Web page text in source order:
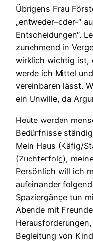
Übrigens Frau
„entweder–oder-“
Entscheidungen“.
zunehmend in
wirklich wichtig ist,
werde ich Mittel
vereinbaren lässt.
ein Unwille, da
Heute werden
Bedürfnisse
Mein Haus (Käfig/
(Zuchterfolg),
Persönlich will ich
aufeinander
Spaziergänge tun
Abende mit
Begleitung von